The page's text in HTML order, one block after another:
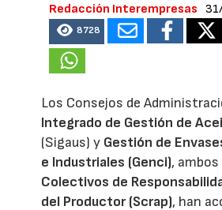
Redacción Interempresas
8728
Los Consejos de
Integrado de Gestión de
(Sigaus) y Gestión de
e Industriales (Genci), ambos
Colectivos de
del Productor (Scrap), han